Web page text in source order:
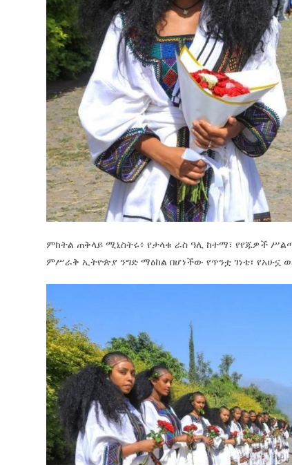
ምከትል ጠቅላይ ሚኒስትሩ፥ የታላቁ ራስ ዓሊ ከተማ፣ የየጁዎች
ምሥራቅ ኢትዮጵያ ንግድ ማዕከል በሆነችው የጥንቷ ገነቴ፣ የአሁኗ